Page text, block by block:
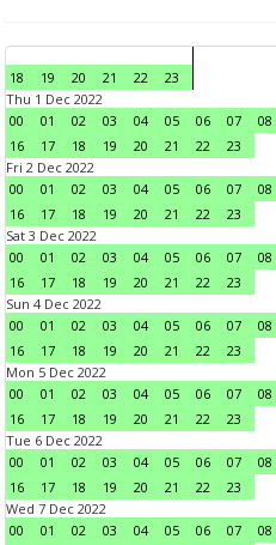
18 19 20 21 22
23
Thu 1 Dec 2022
00
01 02 03 04 05 06 07 08
16
17 18 19 20 21 22
23
Fri 2 Dec 2022
00
01 02 03 04 05 06 07 08
16
17 18 19 20 21 22
23
Sat 3 Dec 2022
00
01 02 03 04 05 06 07 08
16
17 18 19 20 21 22
23
Sun 4 Dec 2022
00
01 02 03 04 05 06 07 08
16
17 18 19 20 21 22
23
Mon 5 Dec 2022
00
01 02 03 04 05 06 07 08
16
17 18 19 20 21 22
23
Tue 6 Dec 2022
00
01 02 03 04 05 06 07 08
16
17 18 19 20 21 22
23
Wed 7 Dec 2022
00
01 02 03 04 05 06 07 08